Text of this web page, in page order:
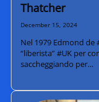
Thatcher
December 15, 2024
Nel 1979 Edmond
“liberista” #UK per
saccheggiando per…